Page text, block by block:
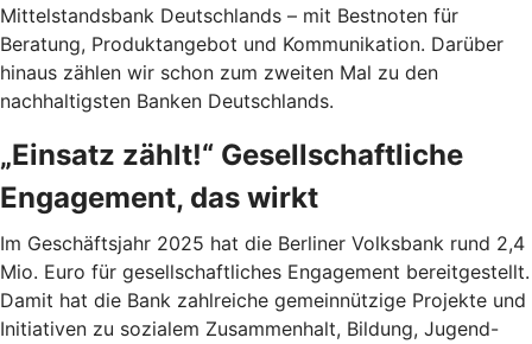
Mittelstandsbank Deutschlands – mit Bestnoten für
Beratung, Produktangebot und Kommunikation. Darüber
hinaus zählen wir schon zum zweiten Mal zu den
nachhaltigsten Banken Deutschlands.
„Einsatz zählt!“ Gesellschaftliche
Engagement, das wirkt
Im Geschäftsjahr 2025 hat die Berliner Volksbank rund 2,4
Mio. Euro für gesellschaftliches Engagement bereitgestellt.
Damit hat die Bank zahlreiche gemeinnützige Projekte und
Initiativen zu sozialem Zusammenhalt, Bildung, Jugend-